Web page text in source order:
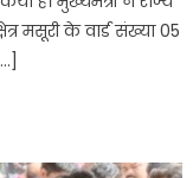
मसूरी के वार्ड संख्या 05